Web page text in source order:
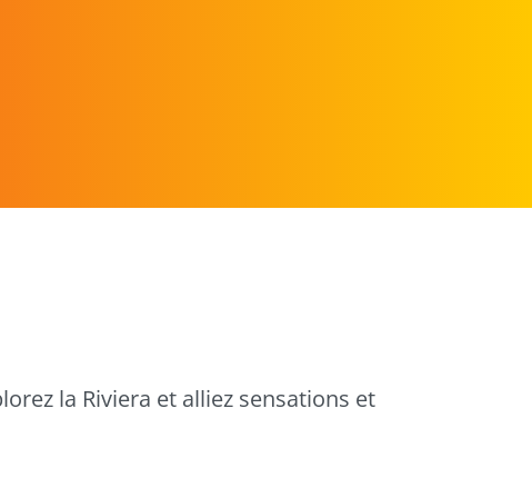
la Riviera et alliez sensations et